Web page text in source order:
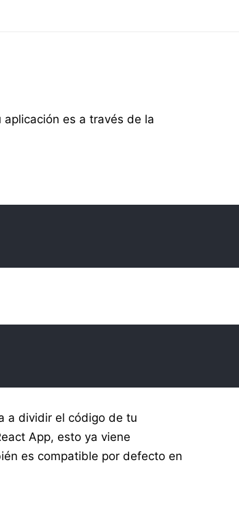
es a través de la
a dividir el código de tu
App, esto ya viene
es compatible por defecto en